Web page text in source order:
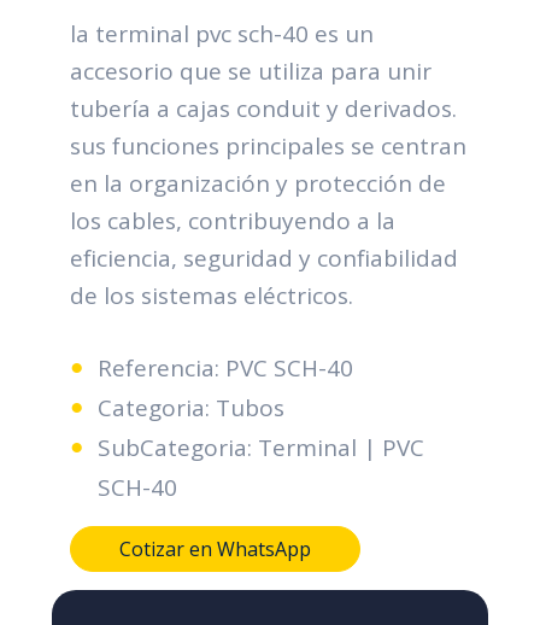
la terminal pvc sch-40 es un
accesorio que se utiliza para unir
tubería a cajas conduit y derivados.
sus funciones principales se centran
en la organización y protección de
los cables, contribuyendo a la
eficiencia, seguridad y confiabilidad
de los sistemas eléctricos.
Referencia: PVC SCH-40
Categoria: Tubos
SubCategoria: Terminal | PVC
SCH-40
Cotizar en WhatsApp